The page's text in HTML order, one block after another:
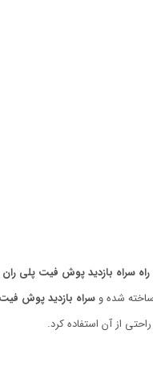
سراه بازدید پوش فیت پلی ران
ساخته شده وسراه بازدید پوش
از آن استفاده کرد.